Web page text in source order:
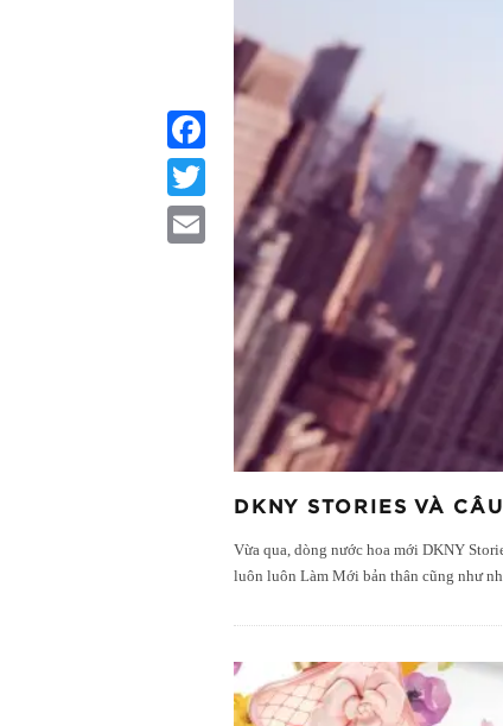
DKNY STORIES VÀ
Vừa qua, dòng nước hoa mới DKNY
luôn luôn Làm Mới bản thân cũng như
Facebook
Twitter